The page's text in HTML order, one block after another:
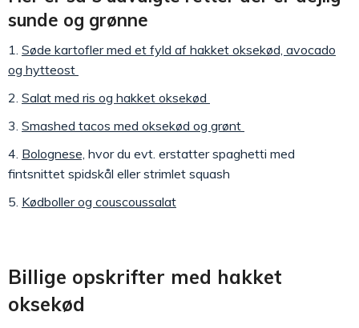
sunde og grønne
Søde kartofler med et fyld af hakket oksekød, avocado
og hytteost
Salat med ris og hakket oksekød
Smashed tacos med oksekød og grønt
Bolognese, hvor du evt. erstatter spaghetti med
fintsnittet spidskål eller strimlet squash
Kødboller og couscoussalat
Billige opskrifter med hakket
oksekød